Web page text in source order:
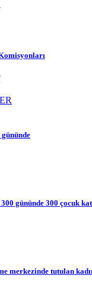
gününde
300 gününde 300 çocuk
merkezinde tutulan